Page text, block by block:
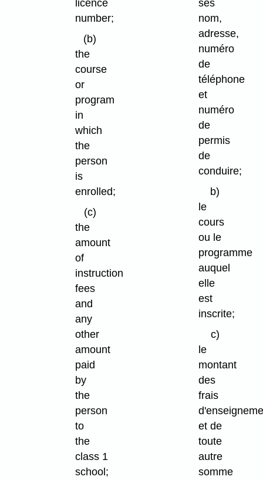
licence
number;
(b)
the
course
or
program
in
which
the
person
is
enrolled;
(c)
the
amount
of
instruction
fees
and
any
other
amount
paid
by
the
person
to
the
class 1
school;
ses
nom,
adresse,
numéro
de
téléphone
et
numéro
de
permis
de
conduire;
b)
le
cours
ou le
programme
auquel
elle
est
inscrite;
c)
le
montant
des
frais
et de
toute
autre
somme